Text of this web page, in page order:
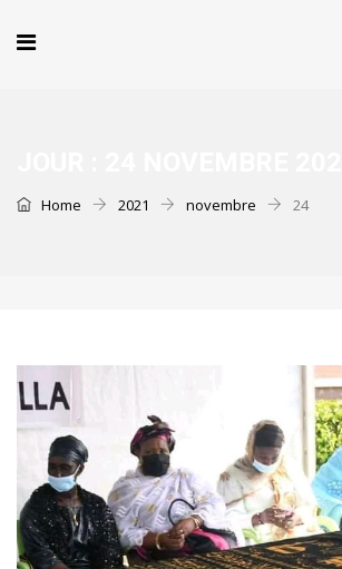
Home 2021 novembre 24